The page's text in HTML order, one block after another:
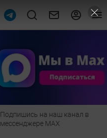
Рейтинг телевизоров 2026:
лучшие модели для гостиной,